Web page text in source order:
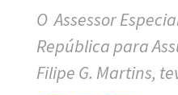
O Assessor
República para
Filipe G. Martins,